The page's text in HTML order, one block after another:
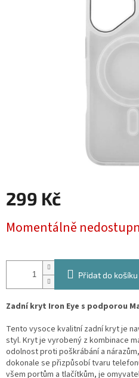
299 Kč
cena:
Momentálně
Přidat do košíku
Zadní kryt Iron Eye s podporou
Tento vysoce kvalitní zadní kryt je
styl. Kryt je vyrobený z kombinace
odolnost proti poškrábání a
dokonale se přizpůsobí tvaru
všem portům a tlačítkům, je